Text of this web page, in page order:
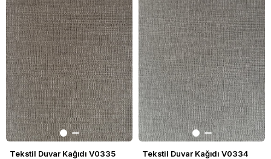
Tekstil Duvar Kağıdı V0335 Tekstil Duvar Kağıdı V0334